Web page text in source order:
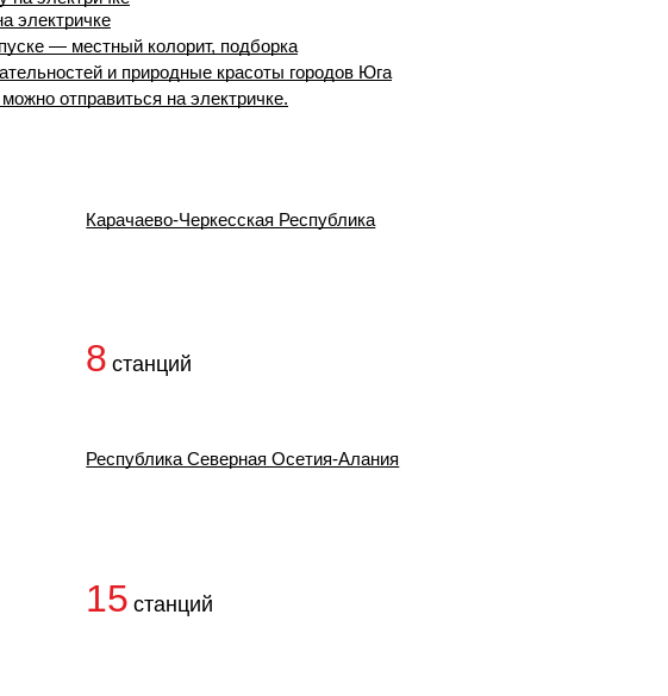
электричке
— местный колорит, подборка
и природные красоты городов Юга
отправиться на электричке.
Карачаево-Черкесская Республика
8 станций
Республика Северная Осетия-Алания
15 станций